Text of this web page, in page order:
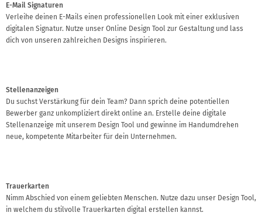
E-Mail Signaturen
Verleihe deinen E-Mails einen professionellen Look mit einer exklusiven
digitalen Signatur. Nutze unser Online Design Tool zur Gestaltung und lass
dich von unseren zahlreichen Designs inspirieren.
Stellenanzeigen
Du suchst Verstärkung für dein Team? Dann sprich deine potentiellen
Bewerber ganz unkompliziert direkt online an. Erstelle deine digitale
Stellenanzeige mit unserem Design Tool und gewinne im Handumdrehen
neue, kompetente Mitarbeiter für dein Unternehmen.
Trauerkarten
Nimm Abschied von einem geliebten Menschen. Nutze dazu unser Design Tool,
in welchem du stilvolle Trauerkarten digital erstellen kannst.